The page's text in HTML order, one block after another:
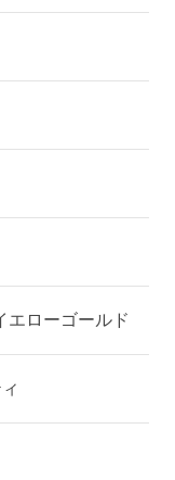
エローゴールド